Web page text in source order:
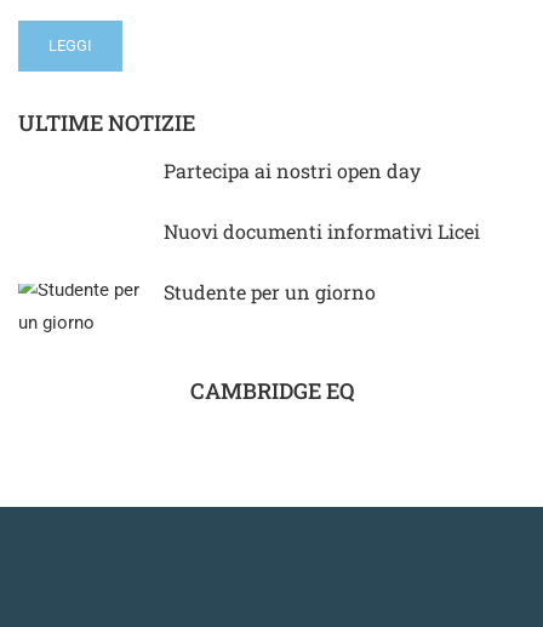
LEGGI
ULTIME NOTIZIE
Partecipa ai nostri open day
Nuovi documenti informativi Licei
Studente per un giorno
CAMBRIDGE EQ